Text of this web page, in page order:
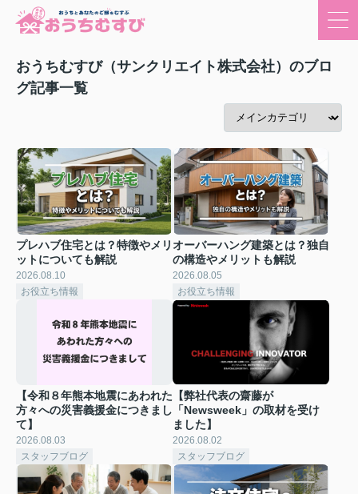
おうちむすび（サンクリエイト株式会社）のブロ
グ記事一覧
プレハブ住宅とは？特徴やメリ
ットについても解説
2026.08.10
お役立ち情報
オーバーハング建築とは？独自
の構造やメリットも解説
2026.08.05
お役立ち情報
【令和８年熊本地震にあわれた
方々への災害義援金につきまし
て】
2026.08.03
スタッフブログ
【弊社代表の齋藤が
「Newsweek」の取材を受け
ました】
2026.08.02
スタッフブログ